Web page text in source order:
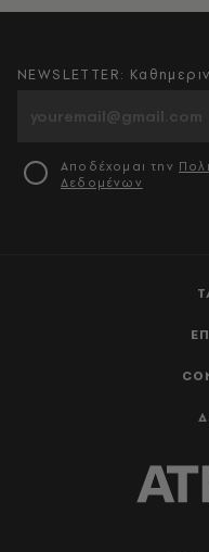
NEWSLETTER:
Αποδέχομαι την
Δεδομένων